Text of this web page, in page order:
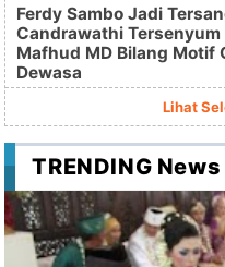
Ferdy Sambo Jadi
Candrawathi
Mafhud MD Bilang Motif
Dewasa
Lihat
TRENDING News